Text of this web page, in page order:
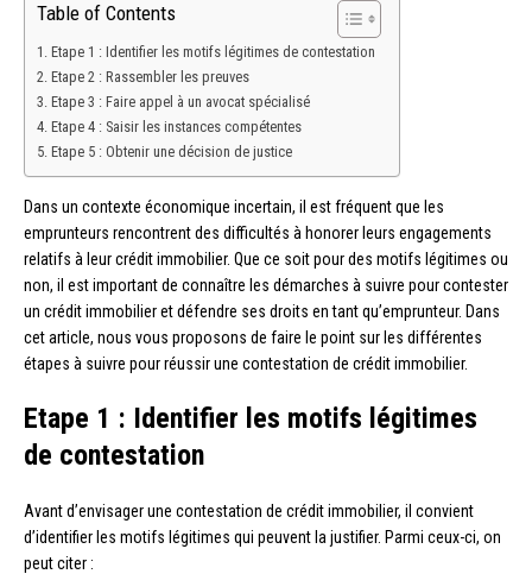
Table of Contents
Etape 1 : Identifier les motifs légitimes de contestation
Etape 2 : Rassembler les preuves
Etape 3 : Faire appel à un avocat spécialisé
Etape 4 : Saisir les instances compétentes
Etape 5 : Obtenir une décision de justice
Dans un contexte économique incertain, il est fréquent que les
emprunteurs rencontrent des difficultés à honorer leurs engagements
relatifs à leur crédit immobilier. Que ce soit pour des motifs légitimes ou
non, il est important de connaître les démarches à suivre pour contester
un crédit immobilier et défendre ses droits en tant qu’emprunteur. Dans
cet article, nous vous proposons de faire le point sur les différentes
étapes à suivre pour réussir une contestation de crédit immobilier.
Etape 1 : Identifier les motifs légitimes
de contestation
Avant d’envisager une contestation de crédit immobilier, il convient
d’identifier les motifs légitimes qui peuvent la justifier. Parmi ceux-ci, on
peut citer :